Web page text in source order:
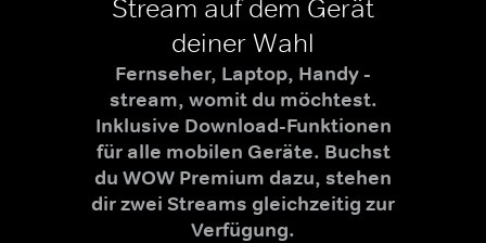
Stream auf dem Gerät
deiner Wahl
Fernseher, Laptop, Handy -
stream, womit du möchtest.
Inklusive Download-Funktionen
für alle mobilen Geräte. Buchst
du WOW Premium dazu, stehen
dir zwei Streams gleichzeitig zur
Verfügung.